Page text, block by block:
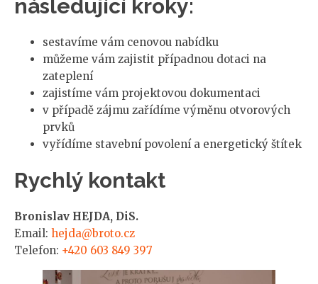
následující kroky:
sestavíme vám cenovou nabídku
můžeme vám zajistit případnou dotaci na
zateplení
zajistíme vám projektovou dokumentaci
v případě zájmu zařídíme výměnu otvorových
prvků
vyřídíme stavební povolení a energetický štítek
Rychlý kontakt
Bronislav HEJDA, DiS.
Email: hejda@broto.cz
Telefon: +420 603 849 397